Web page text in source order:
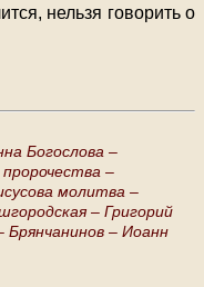
нельзя говорить о
Богослова –
пророчества –
молитва –
– Григорий
Брянчанинов – Иоанн